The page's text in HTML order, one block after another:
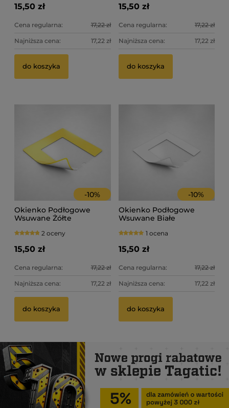
15,50 zł
Cena regularna: 17,22 zł
Najniższa cena: 17,22 zł
do koszyka
15,50 zł
Cena regularna: 17,22 zł
Najniższa cena: 17,22 zł
do koszyka
-10%
Okienko Podłogowe
Wsuwane Żółte
2 oceny
15,50 zł
Cena regularna: 17,22 zł
Najniższa cena: 17,22 zł
do koszyka
-10%
Okienko Podłogowe
Wsuwane Białe
1 ocena
15,50 zł
Cena regularna: 17,22 zł
Najniższa cena: 17,22 zł
do koszyka